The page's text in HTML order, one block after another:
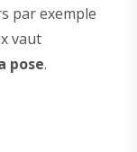
par exemple
vaut
pose.